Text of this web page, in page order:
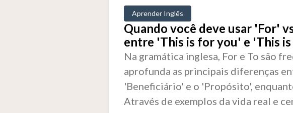
Aprender Inglês
Quando você deve usar 'For'
entre 'This is for you' e 'This
Na gramática inglesa, For e To são
aprofunda as principais diferenças
'Beneficiário' e o 'Propósito',
Através de exemplos da vida real e